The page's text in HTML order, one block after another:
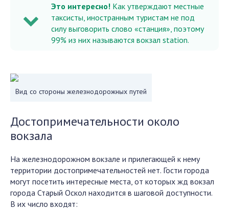
Это интересно! Как утверждают местные
таксисты, иностранным туристам не под
силу выговорить слово «станция», поэтому
99% из них называются вокзал station.
Вид со стороны железнодорожных путей
Достопримечательности около
вокзала
На железнодорожном вокзале и прилегающей к нему
территории достопримечательностей нет. Гости города
могут посетить интересные места, от которых жд вокзал
города Старый Оскол находится в шаговой доступности.
В их число входят: